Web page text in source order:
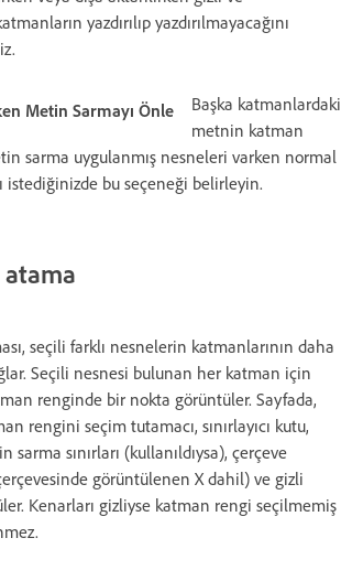
yazdırılıp yazdırılmayacağını
Metin Sarmayı Önle
Başka katmanlardaki
metnin katman
sarma uygulanmış nesneleri varken normal
istediğinizde bu seçeneği belirleyin.
seçili farklı nesnelerin katmanlarının daha
Seçili nesnesi bulunan her katman için
renginde bir nokta görüntüler. Sayfada,
rengini seçim tutamacı, sınırlayıcı kutu,
sarma sınırları (kullanıldıysa), çerçeve
görüntülenen X dahil) ve gizli
Kenarları gizliyse katman rengi seçilmemiş